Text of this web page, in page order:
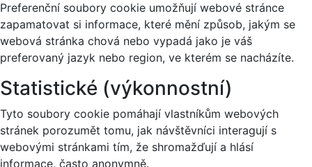
Preferenční soubory cookie umožňují webové stránce
zapamatovat si informace, které mění způsob, jakým se
webová stránka chová nebo vypadá jako je váš
preferovaný jazyk nebo region, ve kterém se nacházíte.
Statistické (výkonnostní)
Tyto soubory cookie pomáhají vlastníkům webových
stránek porozumět tomu, jak návštěvníci interagují s
webovými stránkami tím, že shromažďují a hlásí
informace, často anonymně.